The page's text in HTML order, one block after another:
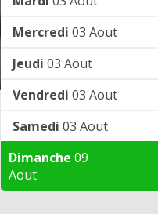
Mercredi 03 Aout
Jeudi 03 Aout
Vendredi 03 Aout
Samedi 03 Aout
Dimanche 09
Aout